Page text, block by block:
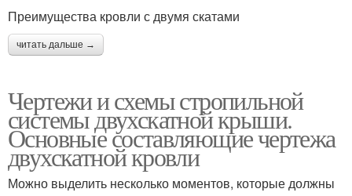
Преимущества кровли с двумя скатами
читать дальше →
Чертежи и схемы стропильной
системы двухскатной крыши.
Основные составляющие чертежа
двухскатной кровли
Можно выделить несколько моментов, которые должны